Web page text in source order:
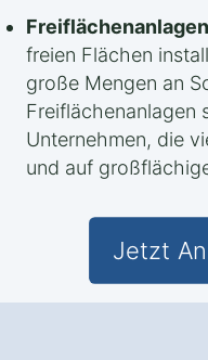
freien Flächen
große Mengen an
Freiflächenanlagen
Unternehmen, die
und auf
Jetzt